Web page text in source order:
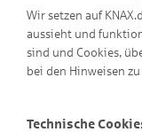
Wir setzen auf
aussieht und
sind und Cookies,
bei den Hinweisen
Technische